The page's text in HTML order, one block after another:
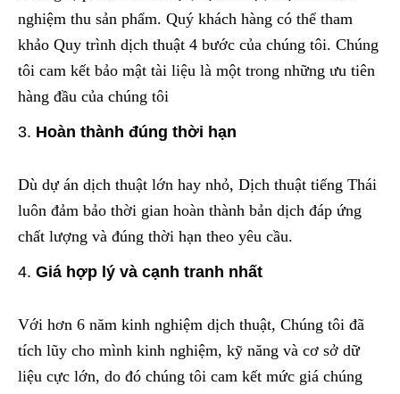
nghiệm thu sản phẩm. Quý khách hàng có thể tham
khảo Quy trình dịch thuật 4 bước của chúng tôi. Chúng
tôi cam kết bảo mật tài liệu là một trong những ưu tiên
hàng đầu của chúng tôi
Hoàn thành đúng thời hạn
Dù dự án dịch thuật lớn hay nhỏ, Dịch thuật tiếng Thái
luôn đảm bảo thời gian hoàn thành bản dịch đáp ứng
chất lượng và đúng thời hạn theo yêu cầu.
Giá hợp lý và cạnh tranh nhất
Với hơn 6 năm kinh nghiệm dịch thuật, Chúng tôi đã
tích lũy cho mình kinh nghiệm, kỹ năng và cơ sở dữ
liệu cực lớn, do đó chúng tôi cam kết mức giá chúng